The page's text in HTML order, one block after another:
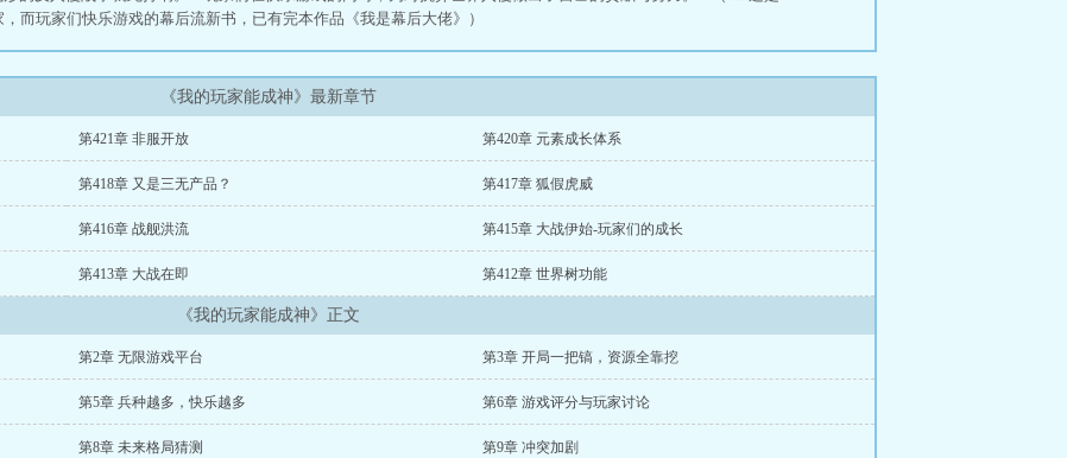
而玩家们快乐游戏的幕后流新书，已有完本作品《我是幕后大佬》）
《我的玩家能成神》最新章节
第421章 非服开放 第420章 元素成长体系
第418章 又是三无产品？ 第417章 狐假虎威
第416章 战舰洪流 第415章 大战伊始-玩家们的成长
第413章 大战在即 第412章 世界树功能
《我的玩家能成神》正文
第2章 无限游戏平台 第3章 开局一把镐，资源全靠挖
第5章 兵种越多，快乐越多 第6章 游戏评分与玩家讨论
第8章 未来格局猜测 第9章 冲突加剧